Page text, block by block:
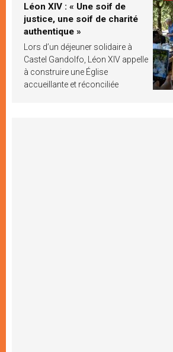
Léon XIV : « Une soif de
justice, une soif de charité
authentique »
Lors d’un déjeuner solidaire à
Castel Gandolfo, Léon XIV appelle
à construire une Église
accueillante et réconciliée